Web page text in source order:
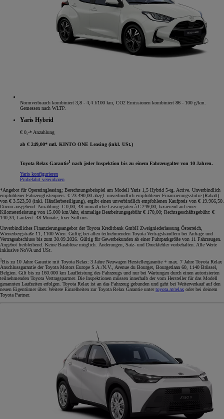
Normverbrauch kombiniert 3,8 - 4,4 l/100 km, CO2 Emissionen kombiniert 86 - 100 g/km.
Gemessen nach WLTP.
Yaris Hybrid
€ 0,-* Anzahlung
ab € 249,00* mtl. KINTO ONE Leasing (inkl. USt.)
Toyota Relax Garantie1 nach jeder Inspektion bis zu einem Fahrzeugalter von 10 Jahren.
Yaris konfigurieren
Probefahrt vereinbaren
*Angebot für Operatingleasing; Berechnungsbeispiel am Modell Yaris 1,5 Hybrid 5-tg. Active. Unverbindlich
empfohlener Fahrzeuglistenpreis: € 23.490,00 abzgl. unverbindlich empfohlener Finanzierungsstütze (Rabatt)
von € 3.523,50 (inkl. Händlerbeteiligung), ergibt einen unverbindlich empfohlenen Kaufpreis von € 19.966,50.
Davon ausgehend: Anzahlung: € 0,00; 48 monatliche Leasingraten à € 249,00, basierend auf einer
Kilometerleistung von 15.000 km/Jahr, einmalige Bearbeitungsgebühr € 170,00; Rechtsgeschäftsgebühr: €
140,34; Laufzeit: 48 Monate; fixer Sollzins.
Unverbindliches Finanzierungsangebot der Toyota Kreditbank GmbH Zweigniederlassung Österreich,
Wienerbergstraße 11, 1100 Wien. Gültig bei allen teilnehmenden Toyota Vertragshändlern bei Anfrage und
Vertragsabschluss bis zum 30.09.2026. Gültig für Gewerbekunden ab einer Fuhrparkgröße von 11 Fahrzeugen.
Angebot freibleibend. Keine Barablöse möglich. Änderungen, Satz- und Druckfehler vorbehalten. Alle Werte
inklusive NoVA und USt.
1Bis zu 10 Jahre Garantie mit Toyota Relax: 3 Jahre Neuwagen Herstellergarantie + max. 7 Jahre Toyota Relax
Anschlussgarantie der Toyota Motors Europe S.A./N.V., Avenue du Bourget, Bourgetlaan 60, 1140 Brüssel,
Belgien. Gilt bis zu 160.000 km Laufleistung des Fahrzeugs und nur bei Wartungen durch einen autorisierten
teilnehmenden Toyota Vertragspartner. Die Inspektionen müssen innerhalb der vom Hersteller für das Modell
genannten Laufzeiten erfolgen. Toyota Relax ist an das Fahrzeug gebunden und geht bei Weiterverkauf auf den
neuen Eigentümer über. Weitere Einzelheiten zur Toyota Relax Garantie untertoyota.at/relax oder bei deinem
Toyota Partner.